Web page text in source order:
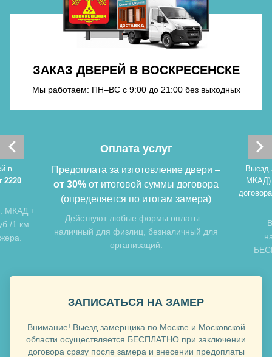
Хочу такую
Хочу такую
ЗАКАЗ ДВЕРЕЙ В ВОСКРЕСЕНСКЕ
Мы работаем: ПН–ВС с 9:00 до 21:00 без выходных
в
2220
МКАД +
1 км.
Оплата услуг
Предоплата за изготовление двери –
от 30% от итоговой суммы договора
(определяется по итогам замера)
Действуют любые формы оплаты –
наличный для физлиц, безналичный для
организаций.
Выезд
ЗАПИСАТЬСЯ НА ЗАМЕР
Внимание! Выезд замерщика по Москве и Московской
области осуществляется БЕСПЛАТНО при заключении
договора сразу после замера и внесении предоплаты